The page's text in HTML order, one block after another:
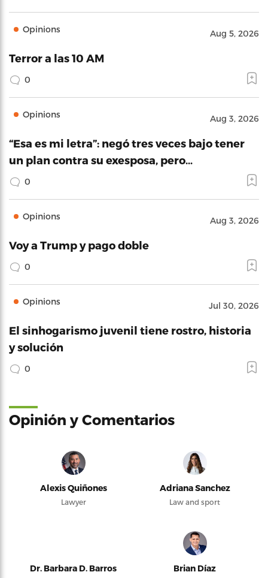
Opinions Aug 5, 2026
Terror a las 10 AM
0
Opinions Aug 3, 2026
“Esa es mi letra”: negó tres veces bajo tener
un plan contra su exesposa, pero…
0
Opinions Aug 3, 2026
Voy a Trump y pago doble
0
Opinions Jul 30, 2026
El sinhogarismo juvenil tiene rostro, historia
y solución
0
Opinión y Comentarios
Alexis Quiñones
Lawyer
Adriana Sanchez
Law and sport
Dr. Barbara D. Barros Brian Díaz